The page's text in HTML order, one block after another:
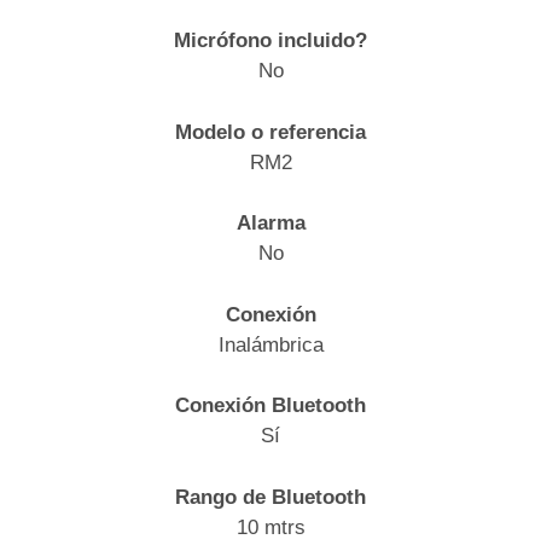
Micrófono incluido?
No
Modelo o referencia
RM2
Alarma
No
Conexión
Inalámbrica
Conexión Bluetooth
Sí
Rango de Bluetooth
10 mtrs